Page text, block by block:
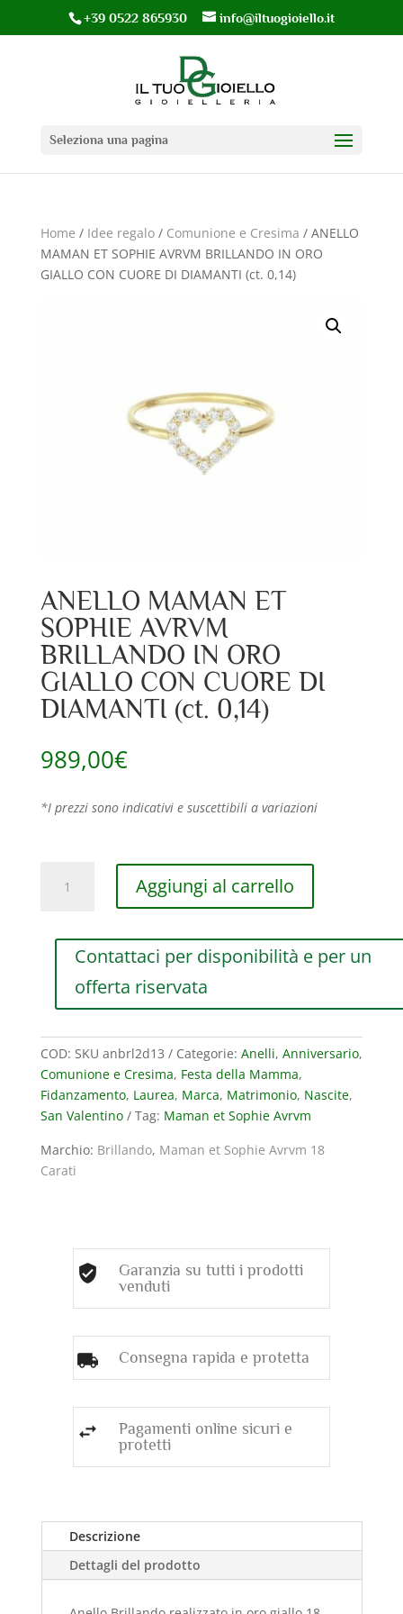
+39 0522 865930 info@iltuogioiello.it
Seleziona una pagina
Home / Idee regalo/ Comunione e Cresima / ANELLO
MAMAN ET SOPHIE AVRVM BRILLANDO IN ORO
GIALLO CON CUORE DI DIAMANTI (ct. 0,14)
ANELLO MAMAN ET
SOPHIE AVRVM
BRILLANDO IN ORO
GIALLO CON CUORE DI
DIAMANTI (ct. 0,14)
989,00€
*I prezzi sono indicativi e suscettibili a variazioni
MAMAN
AVRVM
GIALLO
CON
CUORE
DI
DIAMANTI
Aggiungi al carrello
Contattaci per disponibilità e per un
offerta riservata
COD: SKU anbrl2d13 Categorie: Anelli, Anniversario,
Comunione e Cresima, Festa della Mamma,
Fidanzamento, Laurea, Marca, Matrimonio, Nascite,
San Valentino
Tag: Maman et Sophie Avrvm
Marchio: Brillando, Maman et Sophie Avrvm 18
Carati
Garanzia su tutti i prodotti
venduti
Consegna rapida e protetta
Pagamenti online sicuri e
protetti
Descrizione
Dettagli del prodotto